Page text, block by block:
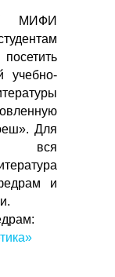
МИФИ
учебно-
Для
вся
и